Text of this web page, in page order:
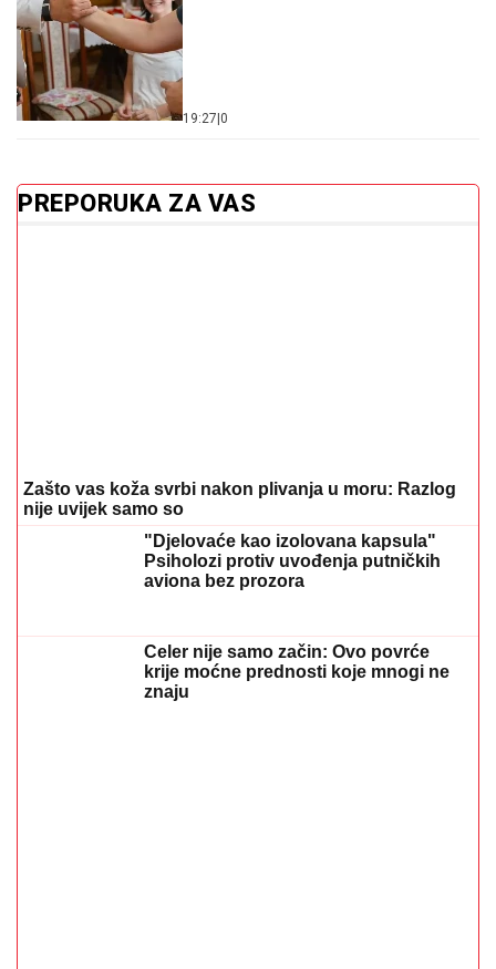
19:27|0
Marija (3) se igrala u dvorištu i samo je nestala: Posle
42 godine otac je pronašao, zanemeo je kada je saznao